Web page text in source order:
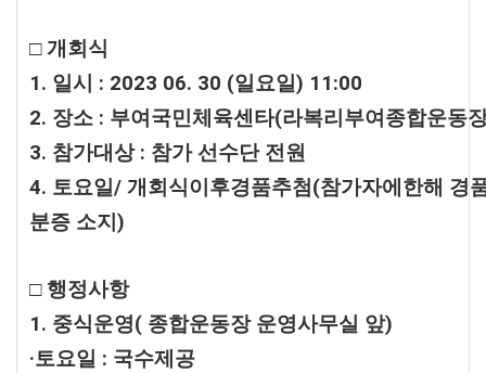
□ 개회식
1. 일시 : 2023 06. 30 (일요일) 11:00
2. 장소 : 부여국민체육센타(라복리부여종합운동
3. 참가대상 : 참가 선수단 전원
4. 토요일/ 개회식이후경품추첨 (참가자에한해 경
분증 소지)
□ 행정사항
1. 중식운영( 종합운동장 운영사무실 앞)
·토요일 : 국수제공